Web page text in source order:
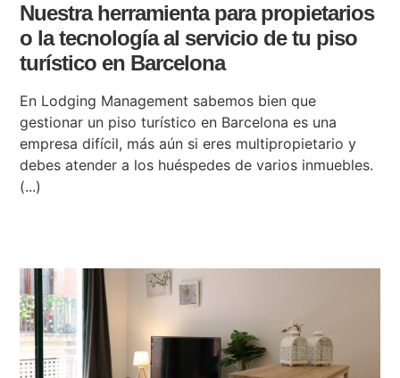
Nuestra herramienta para propietarios
o la tecnología al servicio de tu piso
turístico en Barcelona
En Lodging Management sabemos bien que
gestionar un piso turístico en Barcelona es una
empresa difícil, más aún si eres multipropietario y
debes atender a los huéspedes de varios inmuebles.
(...)